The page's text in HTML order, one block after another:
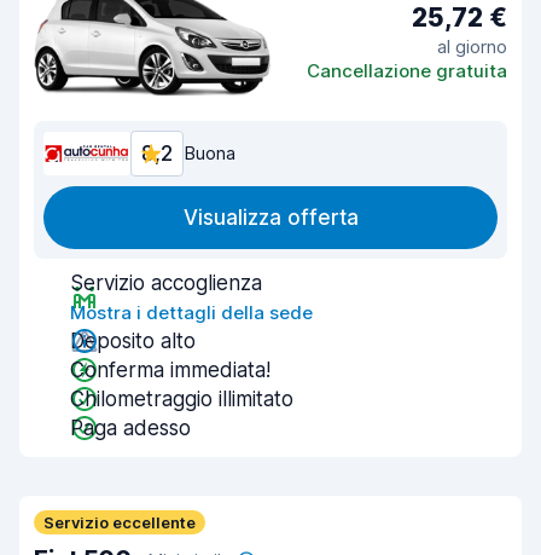
25,72 €
al giorno
Cancellazione gratuita
8,2 Buona
Visualizza offerta
Servizio accoglienza
Mostra i dettagli della sede
Deposito alto
Conferma immediata!
Chilometraggio illimitato
Paga adesso
Servizio eccellente